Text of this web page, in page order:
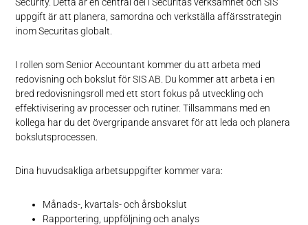
uppgift är att planera, samordna och verkställa affärsstrategin
inom Securitas globalt.
I rollen som Senior Accountant kommer du att arbeta med
redovisning och bokslut för SIS AB. Du kommer att arbeta i en
bred redovisningsroll med ett stort fokus på utveckling och
effektivisering av processer och rutiner. Tillsammans med en
kollega har du det övergripande ansvaret för att leda och planera
bokslutsprocessen.
Dina huvudsakliga arbetsuppgifter kommer vara:
Månads-, kvartals- och årsbokslut
Rapportering, uppföljning och analys